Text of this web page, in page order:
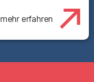
mehr erfahren